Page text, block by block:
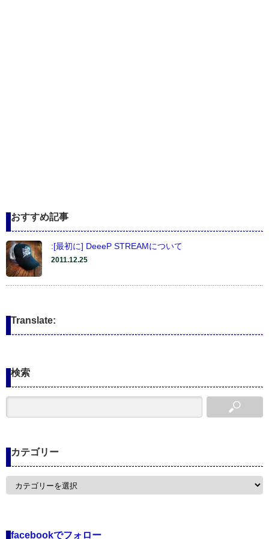
おすすめ記事
:[最初に] DeeeP STREAMについて
2011.12.25
Translate:
検索
カテゴリー
カ
facebookでフォロー